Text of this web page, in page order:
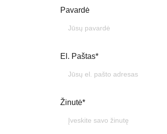
Pavardė
El. Paštas*
Žinutė*